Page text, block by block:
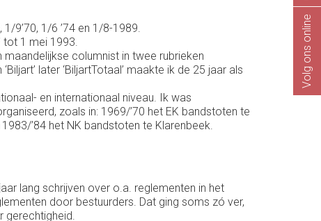
9’70, 1/6 ’74 en 1/8-1989.
tot 1 mei 1993.
columnist in twee rubrieken
later ‘BiljartTotaal’ maakte ik de 25 jaar als
en internationaal niveau. Ik was
zoals in: 1969/’70 het EK bandstoten te
’84 het NK bandstoten te Klarenbeek.
lang schrijven over o.a. reglementen in het
door bestuurders. Dat ging soms zó ver,
gerechtigheid.
Volg ons online